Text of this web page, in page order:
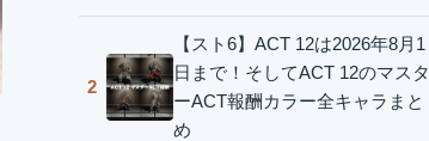
2
【スト6】ACT 12は2026年8月1
日まで！そしてACT 12のマスタ
ーACT報酬カラー全キャラまと
め